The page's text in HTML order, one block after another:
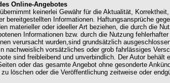
Online-Angebotes
keinerlei Gewähr für die Aktualität,
bereitgestellten Informationen. Haftungsansprüche
materieller oder ideeller Art beziehen, die durch die
Informationen bzw. durch die Nutzung
verursacht wurden,sind grundsätzlich
nachweislich vorsätzliches oder grob fahrlässiges
sind freibleibend und unverbindlich. Der Autor behält
oder das gesamte Angebot ohne gesonderte
löschen oder die Veröffentlichung zeitweise oder